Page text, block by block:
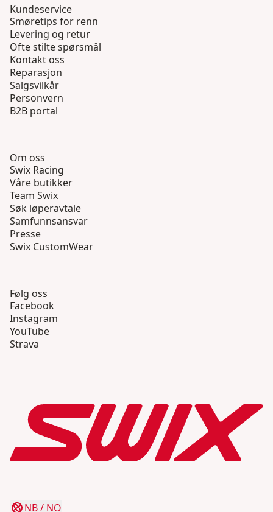
Kundeservice
Smøretips for renn
Levering og retur
Ofte stilte spørsmål
Kontakt oss
Reparasjon
Salgsvilkår
Personvern
B2B portal
Om oss
Swix Racing
Våre butikker
Team Swix
Søk løperavtale
Samfunnsansvar
Presse
Swix CustomWear
Følg oss
Facebook
Instagram
YouTube
Strava
NB/ NO